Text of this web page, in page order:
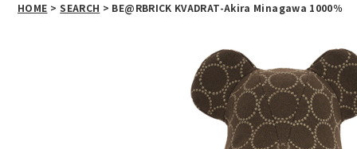
HOME > SEARCH > BE@RBRICK KVADRAT-Akira Minagawa 1000％